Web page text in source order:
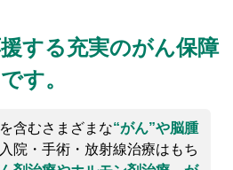
援する充実のがん保障
です。
含むさまざまな“がん”や脳腫
院・手術・放射線治療はもち